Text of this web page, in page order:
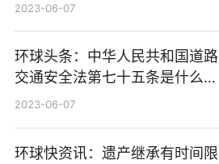
2023-06-07
环球头条：中华人民共和国道路
交通安全法第七十五条是什么？
道路交通事故社会救助基金包含
2023-06-07
环球快资讯：遗产继承有时间限